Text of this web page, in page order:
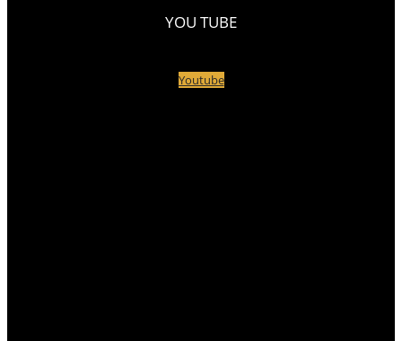
YOU TUBE
Youtube